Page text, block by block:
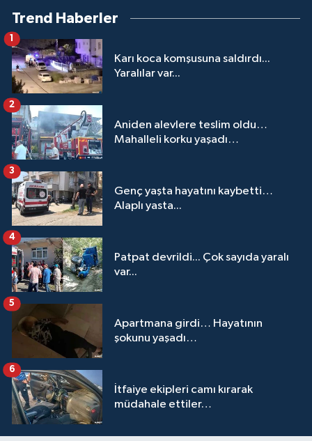
Trend Haberler
Karı koca komşusuna saldırdı...
Yaralılar var...
1
Aniden alevlere teslim oldu…
Mahalleli korku yaşadı…
2
Genç yaşta hayatını kaybetti…
Alaplı yasta...
3
Patpat devrildi... Çok sayıda yaralı
var...
4
Apartmana girdi… Hayatının
şokunu yaşadı…
5
İtfaiye ekipleri camı kırarak
müdahale ettiler…
6